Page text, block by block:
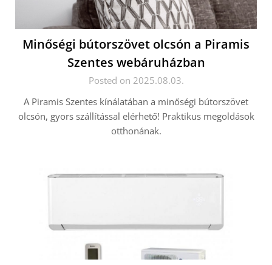
Minőségi bútorszövet olcsón a Piramis
Szentes webáruházban
Posted on 2025.08.03.
A Piramis Szentes kínálatában a minőségi bútorszövet
olcsón, gyors szállítással elérhető! Praktikus megoldások
otthonának.